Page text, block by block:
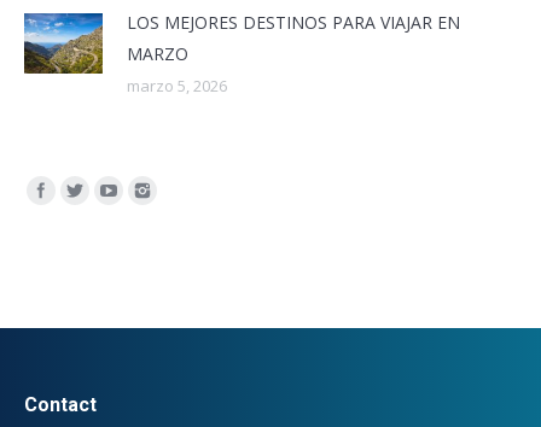
LOS MEJORES DESTINOS PARA VIAJAR EN
MARZO
marzo 5, 2026
Encuéntranos en:
Contact